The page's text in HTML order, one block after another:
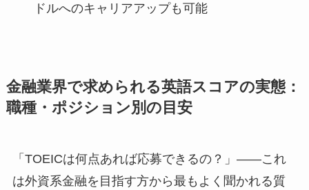
ドルへのキャリアアップも可能
金融業界で求められる英語スコアの実態：
職種・ポジション別の目安
「TOEICは何点あれば応募できるの？」——これ
は外資系金融を目指す方から最もよく聞かれる質